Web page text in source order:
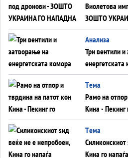
Виолетова
ЗОШТО
WILDBERRIES
Aнализа
Три вентили
во Суец
инфаркт?
Tема
Рамо на
Кина - Пекинг
американска
Tема
Кина го